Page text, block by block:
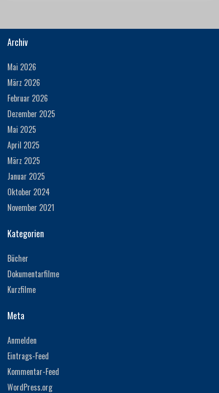
Archiv
Mai 2026
März 2026
Februar 2026
Dezember 2025
Mai 2025
April 2025
März 2025
Januar 2025
Oktober 2024
November 2021
Kategorien
Bücher
Dokumentarfilme
Kurzfilme
Meta
Anmelden
Eintrags-Feed
Kommentar-Feed
WordPress.org